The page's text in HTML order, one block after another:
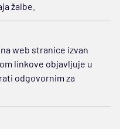
žalbe.
web stranice izvan
linkove objavljuje u
odgovornim za